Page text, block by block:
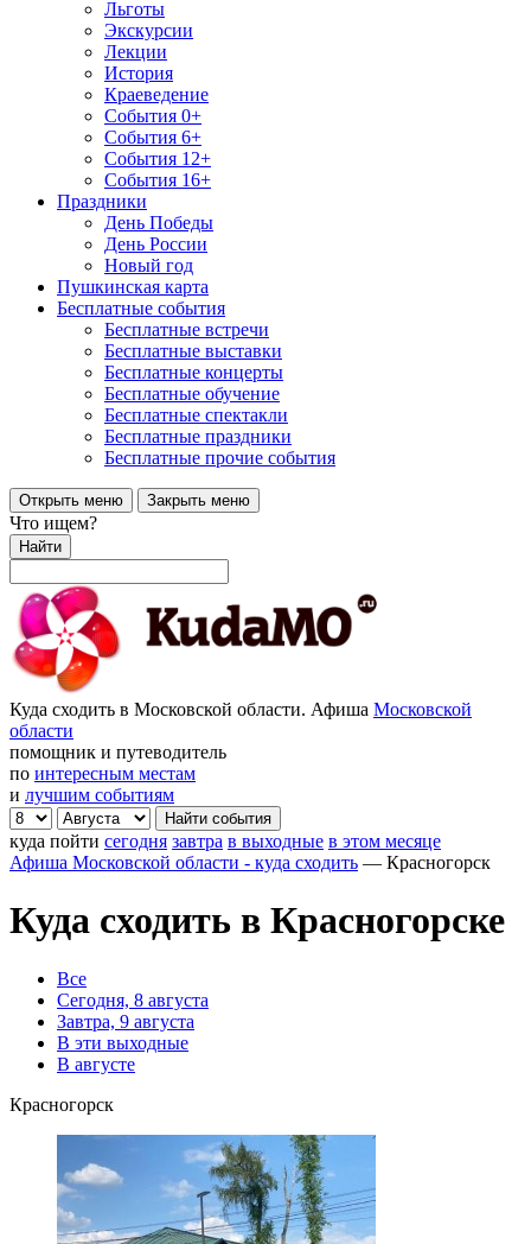
Льготы
Экскурсии
Лекции
История
Краеведение
События 0+
События 6+
События 12+
События 16+
Праздники
День Победы
День России
Новый год
Пушкинская карта
Бесплатные события
Бесплатные встречи
Бесплатные выставки
Бесплатные концерты
Бесплатные обучение
Бесплатные спектакли
Бесплатные праздники
Бесплатные прочие события
Открыть меню Закрыть меню
Что ищем?
Найти
Куда сходить в Московской области. Афиша Московской
области
помощник и путеводитель
по интересным местам
и лучшим событиям
куда пойти сегодня завтра в выходные в этом месяце
Афиша Московской области - куда сходить — Красногорск
Куда сходить в Красногорске
Все
Сегодня, 8 августа
Завтра, 9 августа
В эти выходные
В августе
Красногорск